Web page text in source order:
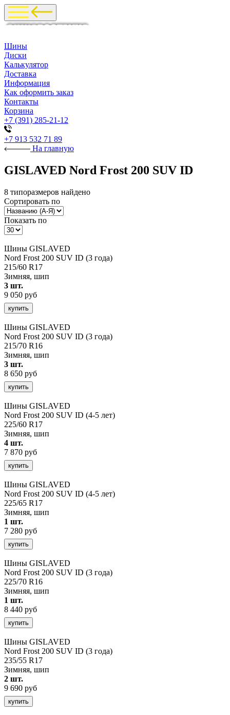
Шины
Диски
Калькулятор
Доставка
Информация
Как оформить заказ
Контакты
Корзина
+7 (391) 285-21-12
+7 913 532 71 89
На главную
GISLAVED Nord Frost 200 SUV ID
8 типоразмеров найдено
Сортировать по
Показать по
Шины GISLAVED
Nord Frost 200 SUV ID (3 года)
215/60 R17
Зимняя, шип
3 шт.
9 050 руб
купить
Шины GISLAVED
Nord Frost 200 SUV ID (3 года)
215/70 R16
Зимняя, шип
3 шт.
8 650 руб
купить
Шины GISLAVED
Nord Frost 200 SUV ID (4-5 лет)
225/60 R17
Зимняя, шип
4 шт.
7 870 руб
купить
Шины GISLAVED
Nord Frost 200 SUV ID (4-5 лет)
225/65 R17
Зимняя, шип
1 шт.
7 280 руб
купить
Шины GISLAVED
Nord Frost 200 SUV ID (3 года)
225/70 R16
Зимняя, шип
1 шт.
8 440 руб
купить
Шины GISLAVED
Nord Frost 200 SUV ID (3 года)
235/55 R17
Зимняя, шип
2 шт.
9 690 руб
купить